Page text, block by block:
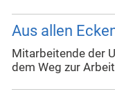
Aus allen
Mitarbeitende der
dem Weg zur